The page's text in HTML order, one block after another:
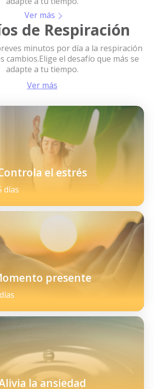
Ver más
de Respiración
minutos por día a la respiración
cambios. Elige el desafío que más se
adapte a tu tiempo.
Ver más
el estrés
días
presente
la ansiedad